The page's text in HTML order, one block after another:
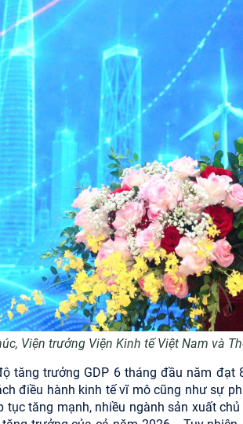
Viện trưởng Viện Kinh tế Việt Nam và
tăng trưởng GDP 6 tháng đầu năm đạt
điều hành kinh tế vĩ mô cũng như sự
tục tăng mạnh, nhiều ngành sản xuất